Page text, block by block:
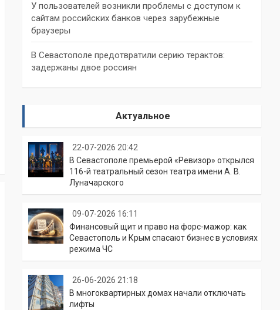
У пользователей возникли проблемы с доступом к
сайтам российских банков через зарубежные
браузеры
В Севастополе предотвратили серию терактов:
задержаны двое россиян
Актуальное
22-07-2026 20:42
В Севастополе премьерой «Ревизор» открылся
116-й театральный сезон театра имени А. В.
Луначарского
09-07-2026 16:11
Финансовый щит и право на форс-мажор: как
Севастополь и Крым спасают бизнес в условиях
режима ЧС
26-06-2026 21:18
В многоквартирных домах начали отключать
лифты